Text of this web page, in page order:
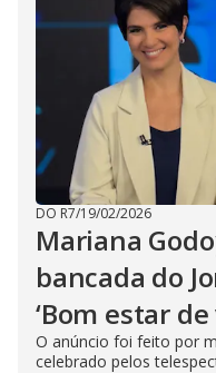
DO R7/19/02/2026
Mariana
bancada do
‘Bom estar de
O anúncio foi feito por
celebrado pelos